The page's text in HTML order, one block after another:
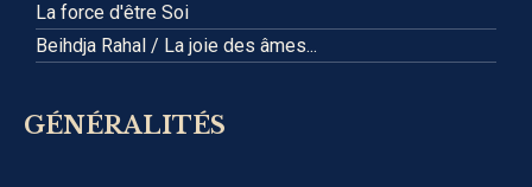
La force d'être Soi
Beihdja Rahal / La joie des âmes...
GÉNÉRALITÉS